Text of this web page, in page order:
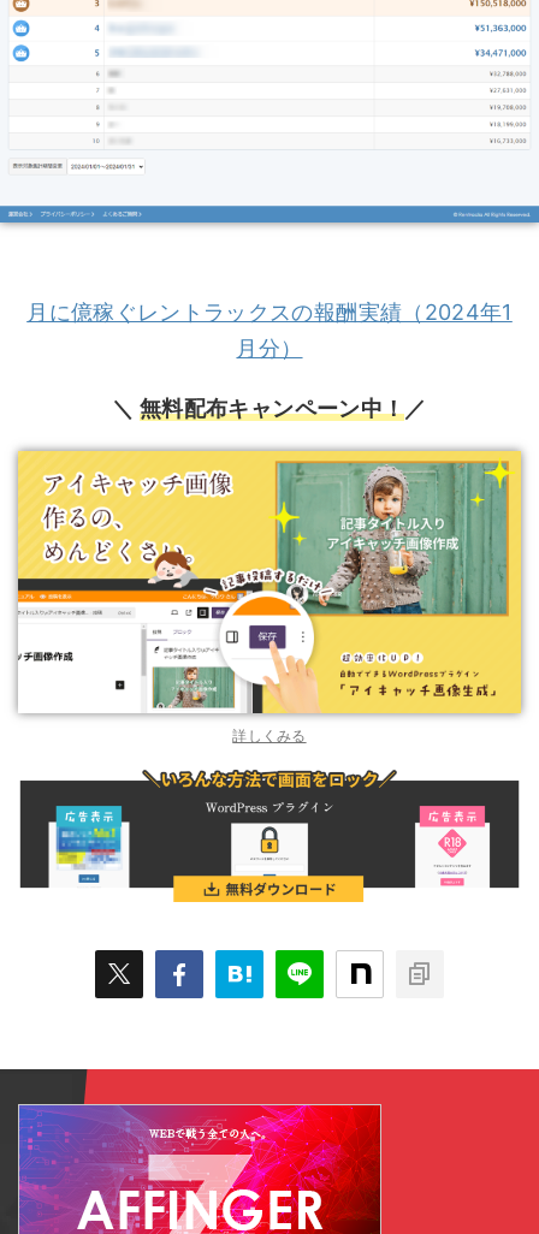
月に億稼ぐレントラックスの報酬実績（2024年1
月分）
＼無料配布キャンペーン中！／
詳しくみる